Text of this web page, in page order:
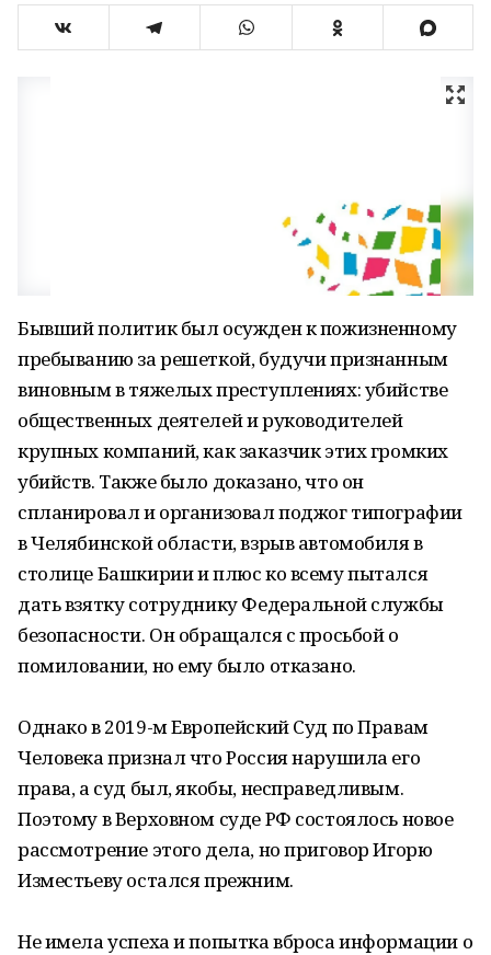
Бывший политик был осужден к пожизненному
пребыванию за решеткой, будучи признанным
виновным в тяжелых преступлениях: убийстве
общественных деятелей и руководителей
крупных компаний, как заказчик этих громких
убийств. Также было доказано, что он
спланировал и организовал поджог типографии
в Челябинской области, взрыв автомобиля в
столице Башкирии и плюс ко всему пытался
дать взятку сотруднику Федеральной службы
безопасности. Он обращался с просьбой о
помиловании, но ему было отказано.
Однако в 2019-м Европейский Суд по Правам
Человека признал что Россия нарушила его
права, а суд был, якобы, несправедливым.
Поэтому в Верховном суде РФ состоялось новое
рассмотрение этого дела, но приговор Игорю
Изместьеву остался прежним.
Не имела успеха и попытка вброса информации о